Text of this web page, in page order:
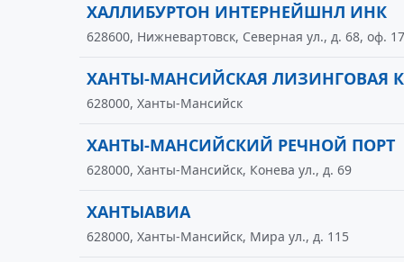
ХАЛЛИБУРТОН ИНТЕРНЕЙШНЛ ИНК
628600, Нижневартовск, Северная ул., д. 68, оф.
ХАНТЫ-МАНСИЙСКАЯ ЛИЗИНГОВАЯ
628000, Ханты-Мансийск
ХАНТЫ-МАНСИЙСКИЙ РЕЧНОЙ ПОРТ
628000, Ханты-Мансийск, Конева ул., д. 69
ХАНТЫАВИА
628000, Ханты-Мансийск, Мира ул., д. 115